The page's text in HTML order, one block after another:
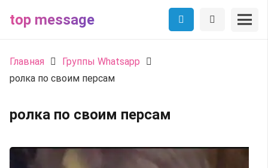
top message
Главная
Группы Whatsapp
ролка по своим персам
ролка по своим персам